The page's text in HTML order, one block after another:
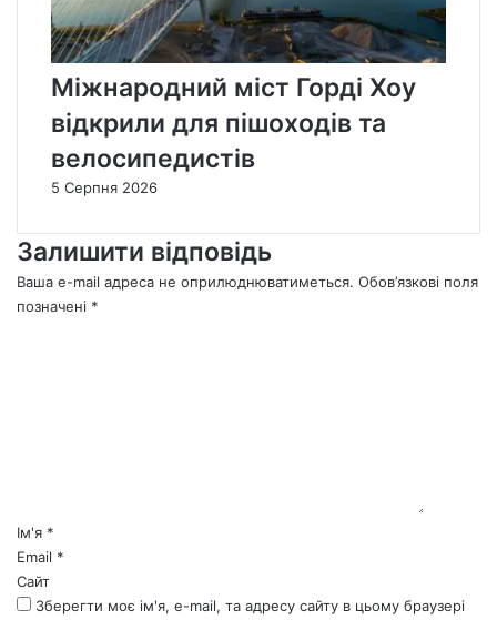
Міжнародний міст Горді Хоу
відкрили для пішоходів та
велосипедистів
5 Серпня 2026
Залишити відповідь
Ваша e-mail адреса не оприлюднюватиметься. Обов’язкові поля
позначені *
*Ім'я *
Email *
Сайт
Зберегти моє ім'я, e-mail, та адресу сайту в цьому браузері